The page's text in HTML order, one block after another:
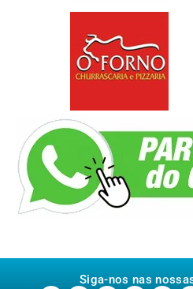
Siga-nos nas